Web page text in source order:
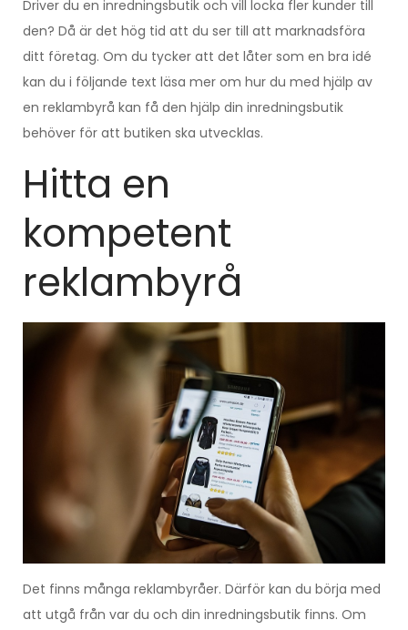
Driver du en inredningsbutik och vill locka fler kunder till
den? Då är det hög tid att du ser till att marknadsföra
ditt företag. Om du tycker att det låter som en bra idé
kan du i följande text läsa mer om hur du med hjälp av
en reklambyrå kan få den hjälp din inredningsbutik
behöver för att butiken ska utvecklas.
Hitta en
kompetent
reklambyrå
Det finns många reklambyråer. Därför kan du börja med
att utgå från var du och din inredningsbutik finns. Om